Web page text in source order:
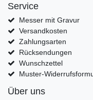
Service
Messer mit Gravur
Versandkosten
Zahlungsarten
Rücksendungen
Wunschzettel
Muster-
Über uns